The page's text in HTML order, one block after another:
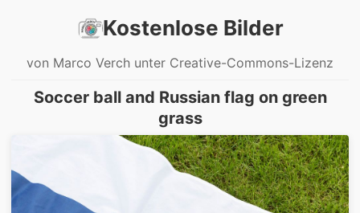
Kostenlose Bilder
von Marco Verch unter Creative-Commons-Lizenz
Soccer ball and Russian flag on green
grass